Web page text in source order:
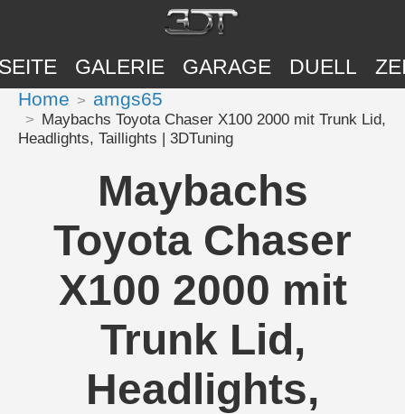
GALERIE GARAGE DUELL
Home amgs65
Maybachs Toyota Chaser X100 2000 mit Trunk Lid,
Headlights, Taillights | 3DTuning
Maybachs
Toyota Chaser
X100 2000 mit
Trunk Lid,
Headlights,